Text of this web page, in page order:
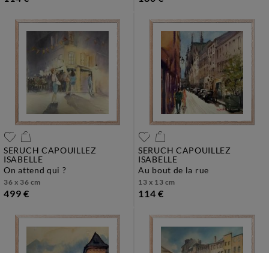
SERUCH CAPOUILLEZ
ISABELLE
on attend qui ?
36 x 36 cm
499 €
SERUCH CAPOUILLEZ
ISABELLE
au bout de la rue
13 x 13 cm
114 €